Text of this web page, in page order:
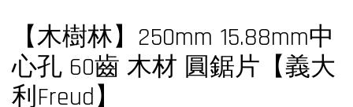
【木樹林】250mm 15.88mm中
心孔 60齒 木材 圓鋸片【義大
利Freud】